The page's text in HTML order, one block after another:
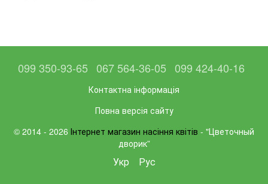
099 350-93-65 067 564-36-05 099 424-40-16
Контактна інформація
Повна версія сайту
© 2014 - 2026 Інтернет магазин насіння квітів - "Цветочный
дворик”
Укр Рус